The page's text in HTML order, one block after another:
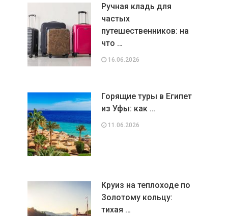
Ручная кладь для
частых
путешественников: на
что …
16.06.2026
Горящие туры в Египет
из Уфы: как …
11.06.2026
Круиз на теплоходе по
Золотому кольцу:
тихая …